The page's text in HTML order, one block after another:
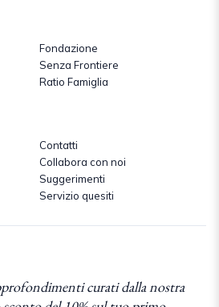
Fondazione
Senza Frontiere
Ratio Famiglia
Contatti
Collabora con noi
Suggerimenti
Servizio quesiti
curati dalla nostra